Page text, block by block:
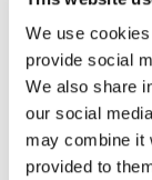
We use
provide social
We also share
our social
may combine it
provided to
onze
moois te
Aan­mel­den
5per­so­nen ook
Als je met een